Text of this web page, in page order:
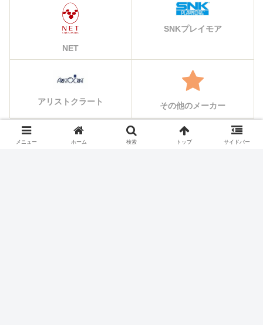
NET
SNKプレイモア
アリストクラート その他のメーカー
メニュー ホーム 検索 トップ サイドバー